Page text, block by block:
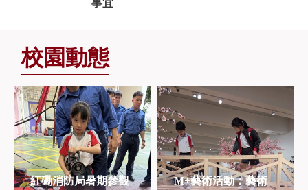
事宜
校園動態
紅磡消防局暑期參觀
M+藝術活動：藝術